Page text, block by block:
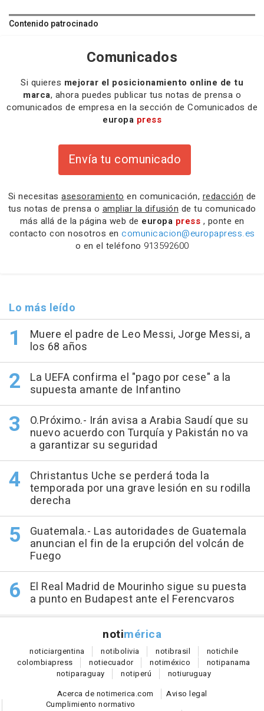
Contenido patrocinado
Comunicados
Si quieres mejorar el posicionamiento online de tu
marca, ahora puedes publicar tus notas de prensa o
comunicados de empresa en la sección de Comunicados de
europa press
Envía tu comunicado
Si necesitas asesoramiento en comunicación, redacción de
tus notas de prensa o ampliar la difusión de tu comunicado
más allá de la página web de europa press , ponte en
contacto con nosotros en comunicacion@europapress.es
o en el teléfono 913592600
Lo más leído
Muere el padre de Leo Messi, Jorge Messi, a
los 68 años
La UEFA confirma el "pago por cese" a la
supuesta amante de Infantino
O.Próximo.- Irán avisa a Arabia Saudí que su
nuevo acuerdo con Turquía y Pakistán no va
a garantizar su seguridad
Christantus Uche se perderá toda la
temporada por una grave lesión en su rodilla
derecha
Guatemala.- Las autoridades de Guatemala
anuncian el fin de la erupción del volcán de
Fuego
El Real Madrid de Mourinho sigue su puesta
a punto en Budapest ante el Ferencvaros
notimérica
noticiargentina notibolivia notibrasil notichile
colombiapress notiecuador notiméxico notipanama
notiparaguay notiperú notiuruguay
Acerca de notimerica.com
Aviso legal
Cumplimiento normativo